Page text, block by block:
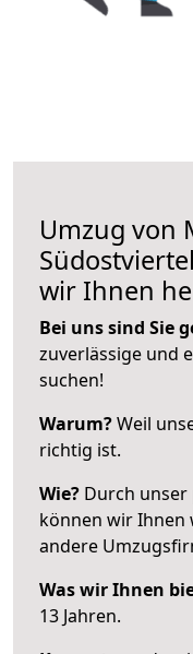
Umzug von
wir Ihnen
Bei uns sind Sie
zuverlässige und
suchen!
Warum?Weil
richtig ist.
Wie? Durch
können wir Ihnen
andere
Was wir Ihnen
13 Jahren.